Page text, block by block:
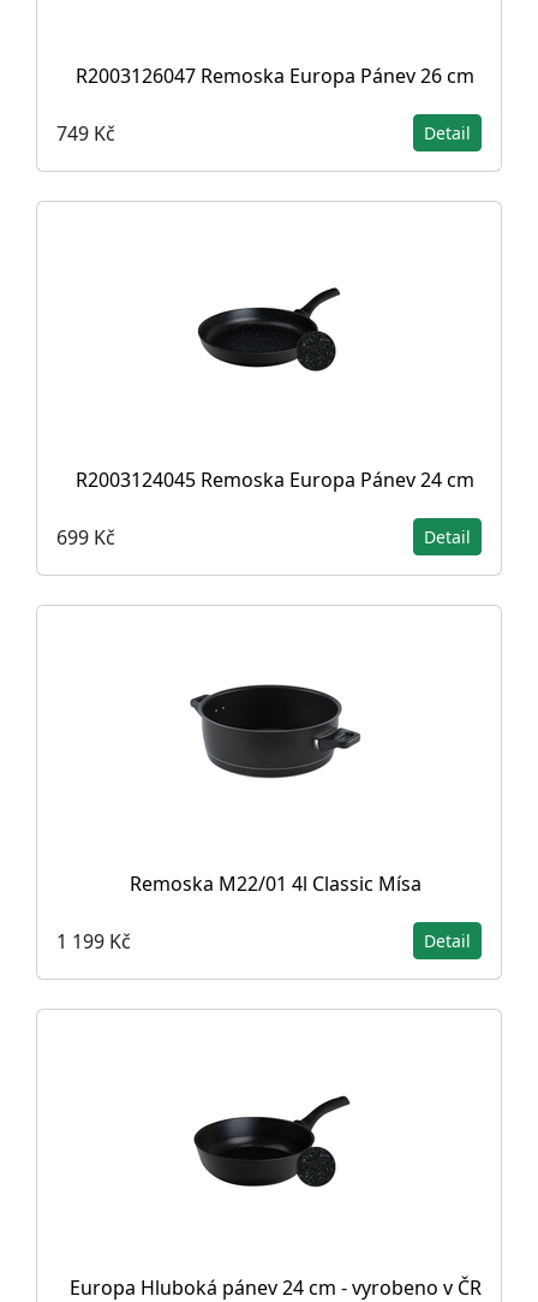
R2003126047 Remoska Europa Pánev 26 cm
749 Kč Detail
R2003124045 Remoska Europa Pánev 24 cm
699 Kč Detail
Remoska M22/01 4l Classic Mísa
1 199 Kč Detail
Europa Hluboká pánev 24 cm - vyrobeno v ČR